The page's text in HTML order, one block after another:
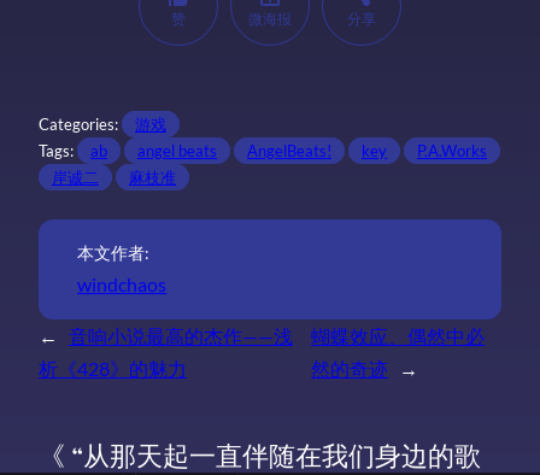
赞 微海报 分享
Categories:
游戏
Tags:
ab angel beats AngelBeats! key
P.A.Works
岸诚二
麻枝准
本文作者:
windchaos
←
音响小说最高的杰作——浅
析《428》的魅力
蝴蝶效应、偶然中必
然的奇迹
→
《 “从那天起一直伴随在我们身边的歌